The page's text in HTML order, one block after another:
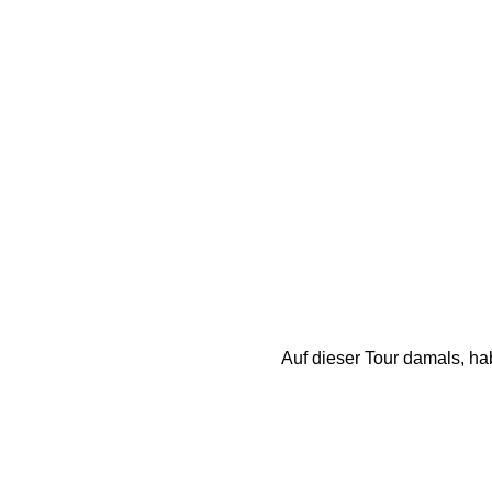
Auf dieser Tour damals,